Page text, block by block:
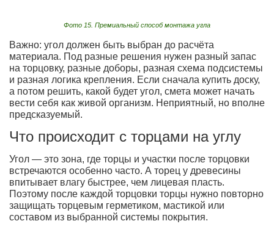
Фото 15. Премиальный способ монтажа угла
Важно: угол должен быть выбран до расчёта
материала. Под разные решения нужен разный запас
на торцовку, разные доборы, разная схема подсистемы
и разная логика крепления. Если сначала купить доску,
а потом решить, какой будет угол, смета может начать
вести себя как живой организм. Неприятный, но вполне
предсказуемый.
Что происходит с торцами на углу
Угол — это зона, где торцы и участки после торцовки
встречаются особенно часто. А торец у древесины
впитывает влагу быстрее, чем лицевая пласть.
Поэтому после каждой торцовки торцы нужно повторно
защищать торцевым герметиком, мастикой или
составом из выбранной системы покрытия.